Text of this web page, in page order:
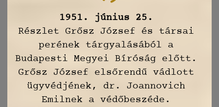
1951. június 25.
Részlet Grősz József és társai
perének tárgyalásából a
Budapesti Megyei Bíróság előtt.
Grősz József elsőrendű vádlott
ügyvédjének, dr. Joannovich
Emilnek a védőbeszéde.